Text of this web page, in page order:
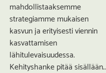
mahdollistaaksemme
strategiamme mukaisen
kasvun ja erityisesti viennin
kasvattamisen
lähitulevaisuudessa.
Kehityshanke pitää sisällään..